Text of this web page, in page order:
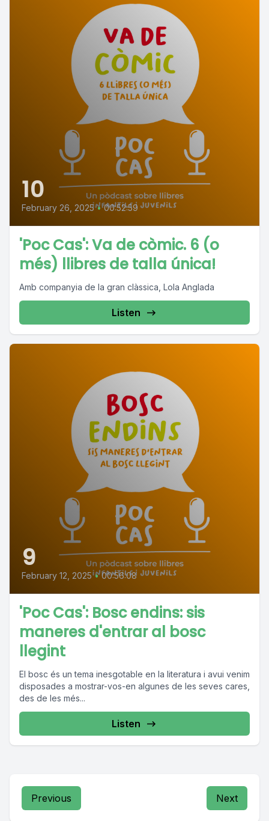
10
February 26, 2025 • 00:52:59
'Poc Cas': Va de còmic. 6 (o
més) llibres de talla única!
Amb companyia de la gran clàssica, Lola Anglada
Listen
9
February 12, 2025 • 00:56:08
'Poc Cas': Bosc endins: sis
maneres d'entrar al bosc
llegint
El bosc és un tema inesgotable en la literatura i avui venim
disposades a mostrar-vos-en algunes de les seves cares,
des de les més...
Listen
Previous Next